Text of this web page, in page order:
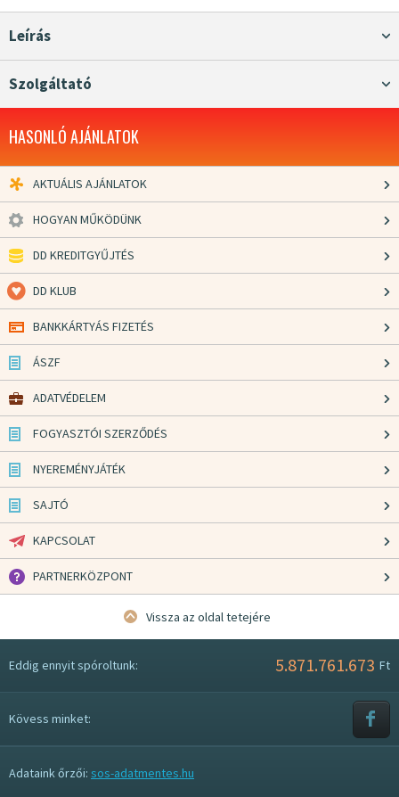
Leírás
Szolgáltató
HASONLÓ AJÁNLATOK
AKTUÁLIS AJÁNLATOK
HOGYAN MŰKÖDÜNK
DD KREDITGYŰJTÉS
DD KLUB
BANKKÁRTYÁS FIZETÉS
ÁSZF
ADATVÉDELEM
FOGYASZTÓI SZERZŐDÉS
NYEREMÉNYJÁTÉK
SAJTÓ
KAPCSOLAT
PARTNERKÖZPONT
Vissza az oldal tetejére
Eddig ennyit spóroltunk: 5.871.761.673 Ft
Kövess minket:
Adataink őrzői: sos-adatmentes.hu